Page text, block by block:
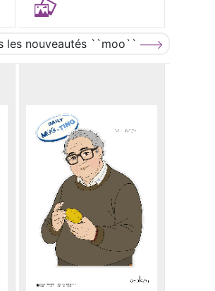
les nouveautés ``moo``